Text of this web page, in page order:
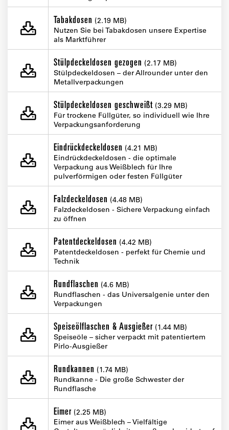
Tabakdosen (2.19 MB)
Nutzen Sie bei Tabakdosen unsere Expertise
als Marktführer
Stülpdeckeldosen gezogen (2.17 MB)
Stülpdeckeldosen – der Allrounder unter den
Metallverpackungen
Stülpdeckeldosen geschweißt (3.29 MB)
Für trockene Füllgüter, so individuell wie Ihre
Verpackungsanforderung
Eindrückdeckeldosen (4.21 MB)
Eindrückdeckeldosen - die optimale
Verpackung aus Weißblech für Ihre
pulverförmigen oder festen Füllgüter
Falzdeckeldosen (4.48 MB)
Falzdeckeldosen - Sichere Verpackung einfach
zu öffnen
Patentdeckeldosen (4.42 MB)
Patentdeckeldosen - perfekt für Chemie und
Technik
Rundflaschen (4.6 MB)
Rundflaschen - das Universalgenie unter den
Verpackungen
Speiseölflaschen & Ausgießer (1.44 MB)
Speiseöle – sicher verpackt mit patentiertem
Pirlo-Ausgießer
Rundkannen (1.74 MB)
Rundkanne - Die große Schwester der
Rundflasche
Eimer (2.25 MB)
Eimer aus Weißblech – Vielfältige